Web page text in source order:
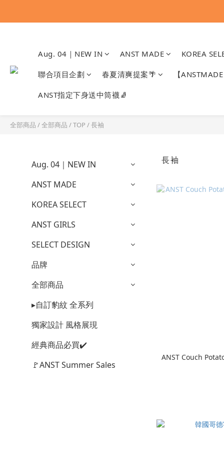
Aug. 04｜NEW IN ANST MADE KOREA
聯合項目企劃 春夏清爽提案🌴 【
ANST指定下身送中筒襪🧦
全部商品 /全部商品 /TOP /長袖
Aug. 04｜NEW IN
ANST MADE
KOREA SELECT
ANST GIRLS
SELECT DESIGN
品牌
全部商品
▸自訂豹紋 全系列
獨家設計 風格展現
經典商品必買✔️
🚩ANST Summer Sales
長袖
ANST Couch